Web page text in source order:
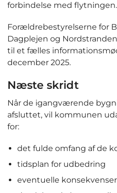
forbindelse med flytningen.
Forældrebestyrelserne for
Dagplejen og
til et fælles
december 2025.
Næste skridt
Når de igangværende
afsluttet, vil kommunen
for:
det fulde omfang af de
tidsplan for udbedring
eventuelle